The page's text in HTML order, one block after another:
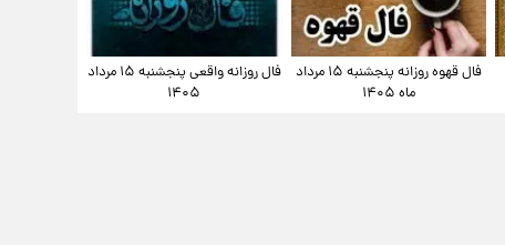
فال قهوه روزانه پنجشنبه ۱۵ مرداد
ماه ۱۴۰۵
فال روزانه واقعی پنجشنبه ۱۵ مرداد
۱۴۰۵